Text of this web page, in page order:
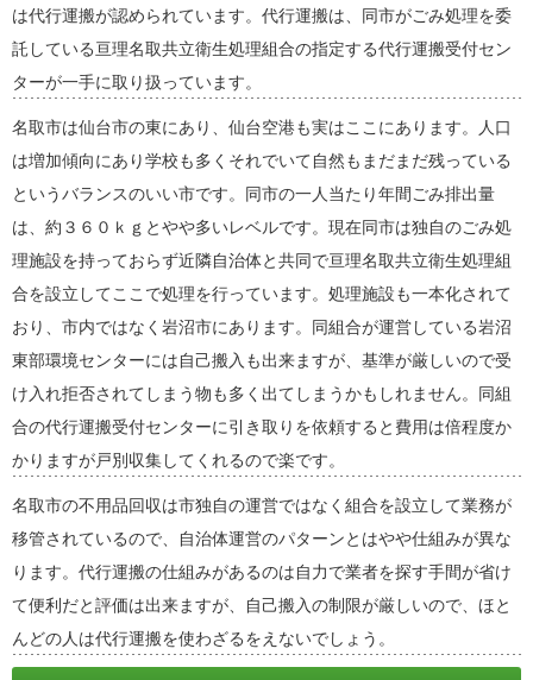
は代行運搬が認められています。代行運搬は、同市がごみ処理を委
託している亘理名取共立衛生処理組合の指定する代行運搬受付セン
ターが一手に取り扱っています。
名取市は仙台市の東にあり、仙台空港も実はここにあります。人口
は増加傾向にあり学校も多くそれでいて自然もまだまだ残っている
というバランスのいい市です。同市の一人当たり年間ごみ排出量
は、約３６０ｋｇとやや多いレベルです。現在同市は独自のごみ処
理施設を持っておらず近隣自治体と共同で亘理名取共立衛生処理組
合を設立してここで処理を行っています。処理施設も一本化されて
おり、市内ではなく岩沼市にあります。同組合が運営している岩沼
東部環境センターには自己搬入も出来ますが、基準が厳しいので受
け入れ拒否されてしまう物も多く出てしまうかもしれません。同組
合の代行運搬受付センターに引き取りを依頼すると費用は倍程度か
かりますが戸別収集してくれるので楽です。
名取市の不用品回収は市独自の運営ではなく組合を設立して業務が
移管されているので、自治体運営のパターンとはやや仕組みが異な
ります。代行運搬の仕組みがあるのは自力で業者を探す手間が省け
て便利だと評価は出来ますが、自己搬入の制限が厳しいので、ほと
んどの人は代行運搬を使わざるをえないでしょう。